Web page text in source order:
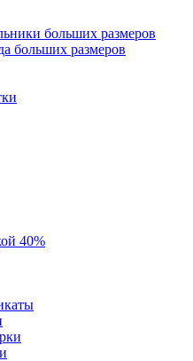
больших размеров
больших размеров
40%